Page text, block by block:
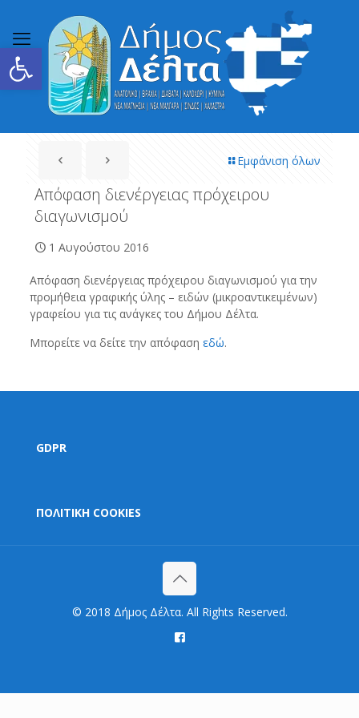
Ανοίξτε τη γραμμή εργαλείων
Εμφάνιση όλων
Απόφαση διενέργειας πρόχειρου
διαγωνισμού
1 Αυγούστου 2016
Απόφαση διενέργειας πρόχειρου διαγωνισμού για την
προμήθεια γραφικής ύλης – ειδών (μικροαντικειμένων)
γραφείου για τις ανάγκες του Δήμου Δέλτα.
Μπορείτε να δείτε την απόφαση εδώ.
GDPR
ΠΟΛΙΤΙΚΗ COOKIES
© 2018 Δήμος Δέλτα. All Rights Reserved.